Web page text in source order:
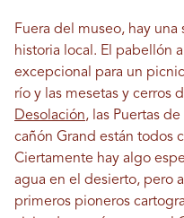
Fuera del museo, hay una
historia local. El pabellón
excepcional para un
río y las mesetas y cerros
Desolación, las Puertas de
cañón Grand están todos
Ciertamente hay algo
agua en el desierto, pero
primeros pioneros